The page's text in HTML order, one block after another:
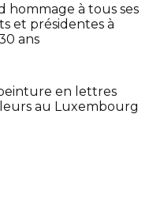
hommage à tous ses
et présidentes à
ans
en lettres
au Luxembourg